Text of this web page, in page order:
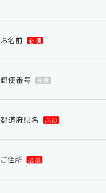
お名前 必須
郵便番号 任意
都道府県名 必須
ご住所 必須